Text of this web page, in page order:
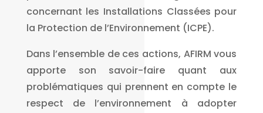
concernant les Installations Classées pour
la Protection de l’Environnement (ICPE).
Dans l’ensemble de ces actions, AFIRM vous
apporte son savoir-faire quant aux
problématiques qui prennent en compte le
respect de l’environnement à adopter